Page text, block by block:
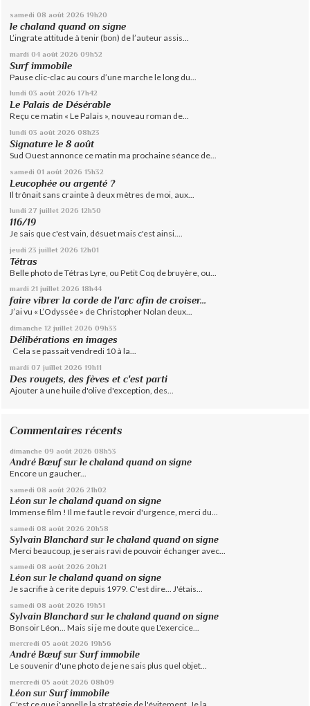
samedi 08 août 2026 19h20
le chaland quand on signe
L’ingrate attitude à tenir (bon) de l’auteur assis...
mardi 04 août 2026 09h52
Surf immobile
Pause clic-clac au cours d’une marche le long du...
lundi 03 août 2026 17h42
Le Palais de Désérable
Reçu ce matin « Le Palais », nouveau roman de...
lundi 03 août 2026 08h23
Signature le 8 août
Sud Ouest annonce ce matin ma prochaine séance de...
samedi 01 août 2026 15h32
Leucophée ou argenté ?
Il trônait sans crainte à deux mètres de moi, aux...
lundi 27 juillet 2026 12h50
116/19
Je sais que c'est vain, désuet mais c'est ainsi....
jeudi 23 juillet 2026 12h01
Tétras
Belle photo de Tétras Lyre, ou Petit Coq de bruyère, ou...
mardi 21 juillet 2026 18h44
faire vibrer la corde de l'arc afin de croiser...
J’ai vu « L’Odyssée » de Christopher Nolan deux...
dimanche 12 juillet 2026 09h33
Délibérations en images
Cela se passait vendredi 10 à la...
mardi 07 juillet 2026 19h11
Des rougets, des fèves et c'est parti
Ajouter à une huile d'olive d'exception, des...
Commentaires récents
dimanche 09 août 2026 08h53
André Bœufsurle chaland quand on signe
Encore un gaucher...
samedi 08 août 2026 21h02
Léon surle chaland quand on signe
Immense film ! Il me faut le revoir d'urgence, merci du...
samedi 08 août 2026 20h58
Sylvain Blanchard surle chaland quand on signe
Merci beaucoup, je serais ravi de pouvoir échanger avec...
samedi 08 août 2026 20h21
Léon surle chaland quand on signe
Je sacrifie à ce rite depuis 1979. C'est dire... J'étais...
samedi 08 août 2026 19h51
Sylvain Blanchard surle chaland quand on signe
Bonsoir Léon... Mais si je me doute que L'exercice...
mercredi 05 août 2026 19h56
André BœufsurSurf immobile
Le souvenir d'une photo de je ne sais plus quel objet...
mercredi 05 août 2026 08h09
Léon surSurf immobile